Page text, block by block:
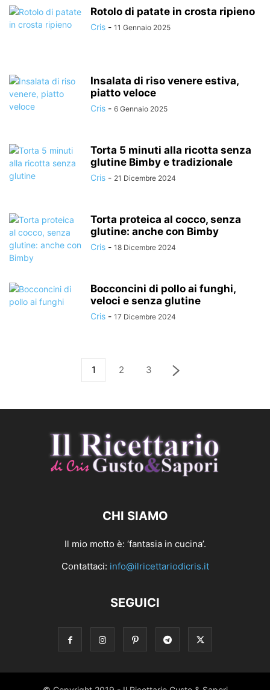
Rotolo di patate in crosta ripieno
Cris - 11 Gennaio 2025
Insalata di riso venere estiva,
piatto veloce
Cris - 6 Gennaio 2025
Torta 5 minuti alla ricotta senza
glutine Bimby e tradizionale
Cris - 21 Dicembre 2024
Torta proteica al cocco, senza
glutine: anche con Bimby
Cris - 18 Dicembre 2024
Bocconcini di pollo ai funghi,
veloci e senza glutine
Cris - 17 Dicembre 2024
1 2 3
CHI SIAMO
Il mio motto è: ‘fantasia in cucina’.
Contattaci: info@ilricettariodicris.it
SEGUICI